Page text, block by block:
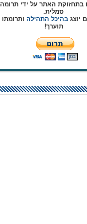
בתחזוקת האתר על ידי תרומה
סמלית.
יוצגבהיכל התהילה ותרומתו
תוערך!